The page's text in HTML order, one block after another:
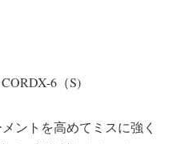
6（S)
ントを高めてミスに強く